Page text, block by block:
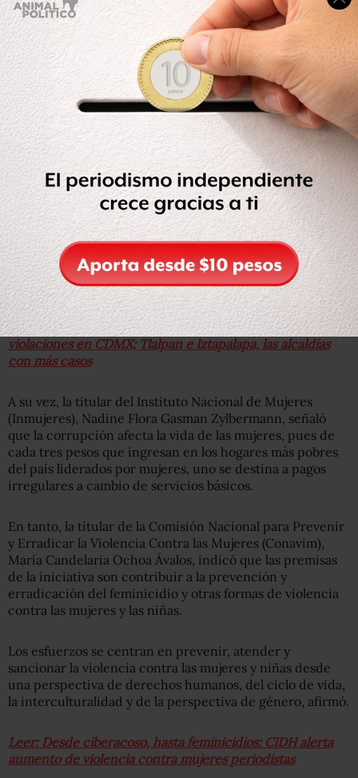
Los pilares de la iniciativa son: revisar el marco legislativo
y de políticas públicas, el fortalecimiento institucional, la
prevención para cambiar normas y comportamientos
violentos, los servicios de calidad con atención en la
prevención y la resiliencia, y el manejo de datos de
información para fomentar y desarrollar políticas
públicas, y programas sobre violencia contra las mujeres y
la alerta de violencia de género y el feminicidio.
El director general de Cooperación Internacional y
Desarrollo de la Comisión Europea, Stefano Manservisi,
resaltó que “no hay desarrollo si seguimos con la violencia
contra las mujeres; es imposible pensar en la
implementación de la agenda 20-30 y un mundo más
justo si no enfrentamos a este problema de violencia y de
género”.
Te puede interesar: Crece tasa de feminicidios y
violaciones en CDMX; Tlalpan e Iztapalapa, las alcaldías
con más casos
A su vez, la titular del Instituto Nacional de Mujeres
(Inmujeres), Nadine Flora Gasman Zylbermann, señaló
que la corrupción afecta la vida de las mujeres, pues de
cada tres pesos que ingresan en los hogares más pobres
del país liderados por mujeres, uno se destina a pagos
irregulares a cambio de servicios básicos.
En tanto, la titular de la Comisión Nacional para Prevenir
y Erradicar la Violencia Contra las Mujeres (Conavim),
María Candelaria Ochoa Ávalos, indicó que las premisas
de la iniciativa son contribuir a la prevención y
erradicación del feminicidio y otras formas de violencia
contra las mujeres y las niñas.
Los esfuerzos se centran en prevenir, atender y
sancionar la violencia contra las mujeres y niñas desde
una perspectiva de derechos humanos, del ciclo de vida,
la interculturalidad y de la perspectiva de género, afirmó.
Leer: Desde ciberacoso, hasta feminicidios: CIDH alerta
aumento de violencia contra mujeres periodistas